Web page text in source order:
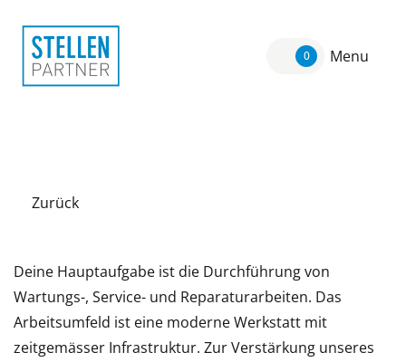
0 Menu
Zurück
Deine Hauptaufgabe ist die Durchführung von
Wartungs-, Service- und Reparaturarbeiten. Das
Arbeitsumfeld ist eine moderne Werkstatt mit
zeitgemässer Infrastruktur. Zur Verstärkung unseres